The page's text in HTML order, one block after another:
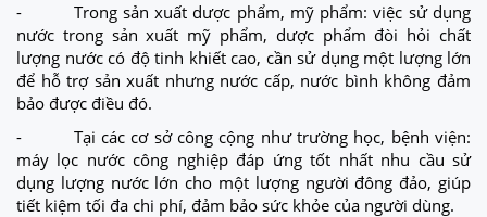
- Trong sản xuất dược phẩm, mỹ phẩm: việc sử dụng
nước trong sản xuất mỹ phẩm, dược phẩm đòi hỏi chất
lượng nước có độ tinh khiết cao, cần sử dụng một lượng lớn
để hỗ trợ sản xuất nhưng nước cấp, nước bình không đảm
bảo được điều đó.
- Tại các cơ sở công cộng như trường học, bệnh viện:
máy lọc nước công nghiệp đáp ứng tốt nhất nhu cầu sử
dụng lượng nước lớn cho một lượng người đông đảo, giúp
tiết kiệm tối đa chi phí, đảm bảo sức khỏe của người dùng.